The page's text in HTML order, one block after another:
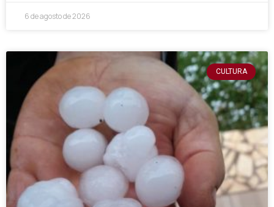
6 de agosto de 2026
CULTURA